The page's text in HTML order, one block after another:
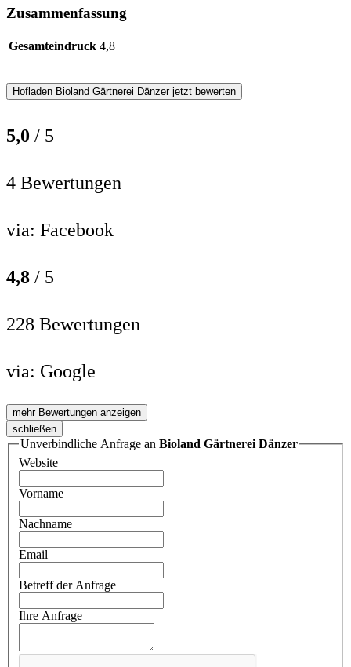
Zusammenfassung
Gesamteindruck 4,8
Hofladen Bioland Gärtnerei Dänzerjetzt bewerten
5,0 / 5
4 Bewertungen
via: Facebook
4,8 / 5
228 Bewertungen
via: Google
mehr Bewertungen anzeigen
schließen
Unverbindliche Anfrage an Bioland Gärtnerei Dänzer
Website
Vorname
Nachname
Email
Betreff der Anfrage
Ihre Anfrage